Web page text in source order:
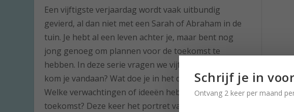
Een vijftigste verjaardag wordt vaak uitbundig
gevierd, al dan niet met een Sarah of Abraham in de
tuin. Je hebt al een leven achter je, maar bent nog
jong genoeg om plannen voor de toekomst te
hebben. In deze serie vragen we vijftigjarigen: waar
kom je vandaan? Wat doe je in het dagelijks leven?
Welke verwachtingen of ideeën heb je voor de
toekomst? Deze keer het portret van de vijftiger
Schrijf je in
Ontvang 2 keer per maand